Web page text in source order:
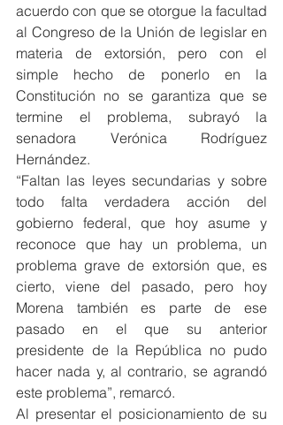
acuerdo con que se otorgue la facultad
al Congreso de la Unión de legislar en
materia de extorsión, pero con el
simple hecho de ponerlo en la
Constitución no se garantiza que se
termine el problema, subrayó la
senadora Verónica Rodríguez
Hernández.
“Faltan las leyes secundarias y sobre
todo falta verdadera acción del
gobierno federal, que hoy asume y
reconoce que hay un problema, un
problema grave de extorsión que, es
cierto, viene del pasado, pero hoy
Morena también es parte de ese
pasado en el que su anterior
presidente de la República no pudo
hacer nada y, al contrario, se agrandó
este problema”, remarcó.
Al presentar el posicionamiento de su